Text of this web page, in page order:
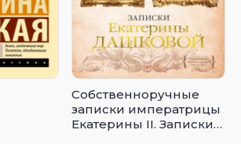
Собственноручные
записки императрицы
Екатерины II. Записки